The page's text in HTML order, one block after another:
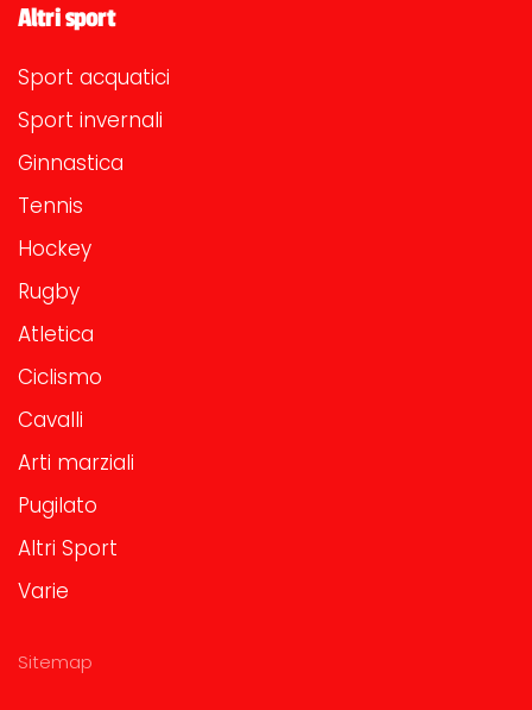
Altri sport
Sport acquatici
Sport invernali
Ginnastica
Tennis
Hockey
Rugby
Atletica
Ciclismo
Cavalli
Arti marziali
Pugilato
Altri Sport
Varie
Sitemap